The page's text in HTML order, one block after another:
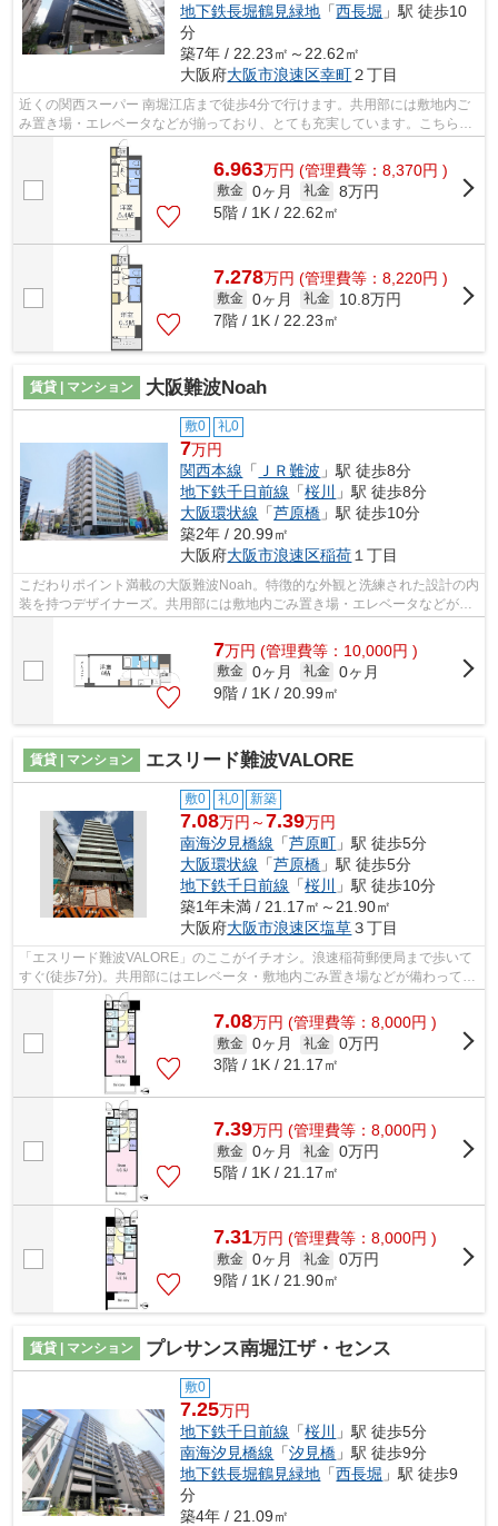
地下鉄長堀鶴見緑地 「西長堀 」駅 徒歩10
分
築7年 / 22.23㎡～22.62㎡
大阪府大阪市浪速区幸町２丁目
近くの関西スーパー 南堀江店まで徒歩4分で行けます。共用部には敷地内ご
み置き場・エレベータなどが揃っており、とても充実しています。こちらは
初期費用をカードでお支払いいただけ...
6.963万円 (管理費等：8,370円 )
敷金 0ヶ月 礼金 8万円
5階 / 1K / 22.62㎡
7.278万円 (管理費等：8,220円 )
敷金 0ヶ月 礼金
10.8万円
7階 / 1K / 22.23㎡
賃貸 | マンション 大阪難波Noah
敷0 礼0
7万円
関西本線 「 ＪＲ難波 」駅 徒歩8分
地下鉄千日前線 「桜川
」駅 徒歩8分
大阪環状線 「芦原橋 」駅 徒歩10分
築2年 / 20.99㎡
大阪府大阪市浪速区稲荷 １丁目
こだわりポイント満載の大阪難波Noah。特徴的な外観と洗練された設計の内
装を持つデザイナーズ。共用部には敷地内ごみ置き場・エレベータなどが揃
7万円 (管理費等：10,000円 )
敷金 0ヶ月 礼金 0ヶ月
9階 / 1K / 20.99㎡
賃貸 | マンション エスリード難波VALORE
敷0 礼0 新築
7.08万円～7.39万円
南海汐見橋線 「芦原町 」駅 徒歩5分
大阪環状線 「芦原橋 」駅 徒歩5分
地下鉄千日前線 「桜川
」駅 徒歩10分
築1年未満 / 21.17㎡～21.90㎡
大阪府大阪市浪速区塩草３丁目
「エスリード難波VALORE」のここがイチオシ。浪速稲荷郵便局まで歩いて
すぐ(徒歩7分)。共用部にはエレベータ・敷地内ごみ置き場などが備わってお
りとても充実しています。12階建ての物...
7.08万円 (管理費等：8,000円 )
敷金 0ヶ月 礼金 0万円
3階 / 1K / 21.17㎡
7.39万円 (管理費等：8,000円 )
敷金 0ヶ月 礼金 0万円
5階 / 1K / 21.17㎡
7.31万円 (管理費等：8,000円 )
敷金 0ヶ月 礼金 0万円
9階 / 1K / 21.90㎡
賃貸 | マンション プレサンス南堀江ザ・センス
敷0
7.25万円
地下鉄千日前線 「桜川 」駅 徒歩5分
南海汐見橋線 「汐見橋 」駅 徒歩9分
地下鉄長堀鶴見緑地 「西長堀 」駅 徒歩9
分
築4年 / 21.09㎡